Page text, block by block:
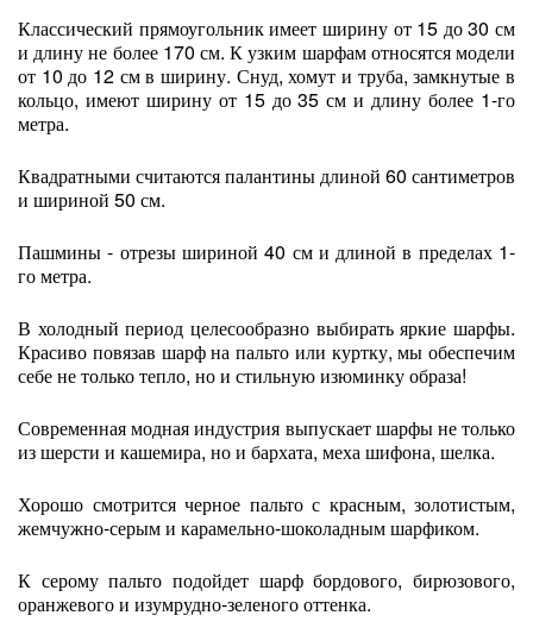
Классический прямоугольник имеет ширину от 15 до 30 см
и длину не более 170 см. К узким шарфам относятся модели
от 10 до 12 см в ширину. Снуд, хомут и труба, замкнутые в
кольцо, имеют ширину от 15 до 35 см и длину более 1-го
метра.
Квадратными считаются палантины длиной 60 сантиметров
и шириной 50 см.
Пашмины - отрезы шириной 40 см и длиной в пределах 1-
го метра.
В холодный период целесообразно выбирать яркие шарфы.
Красиво повязав шарф на пальто или куртку, мы обеспечим
себе не только тепло, но и стильную изюминку образа!
Современная модная индустрия выпускает шарфы не только
из шерсти и кашемира, но и бархата, меха шифона, шелка.
Хорошо смотрится черное пальто с красным, золотистым,
жемчужно-серым и карамельно-шоколадным шарфиком.
К серому пальто подойдет шарф бордового, бирюзового,
оранжевого и изумрудно-зеленого оттенка.